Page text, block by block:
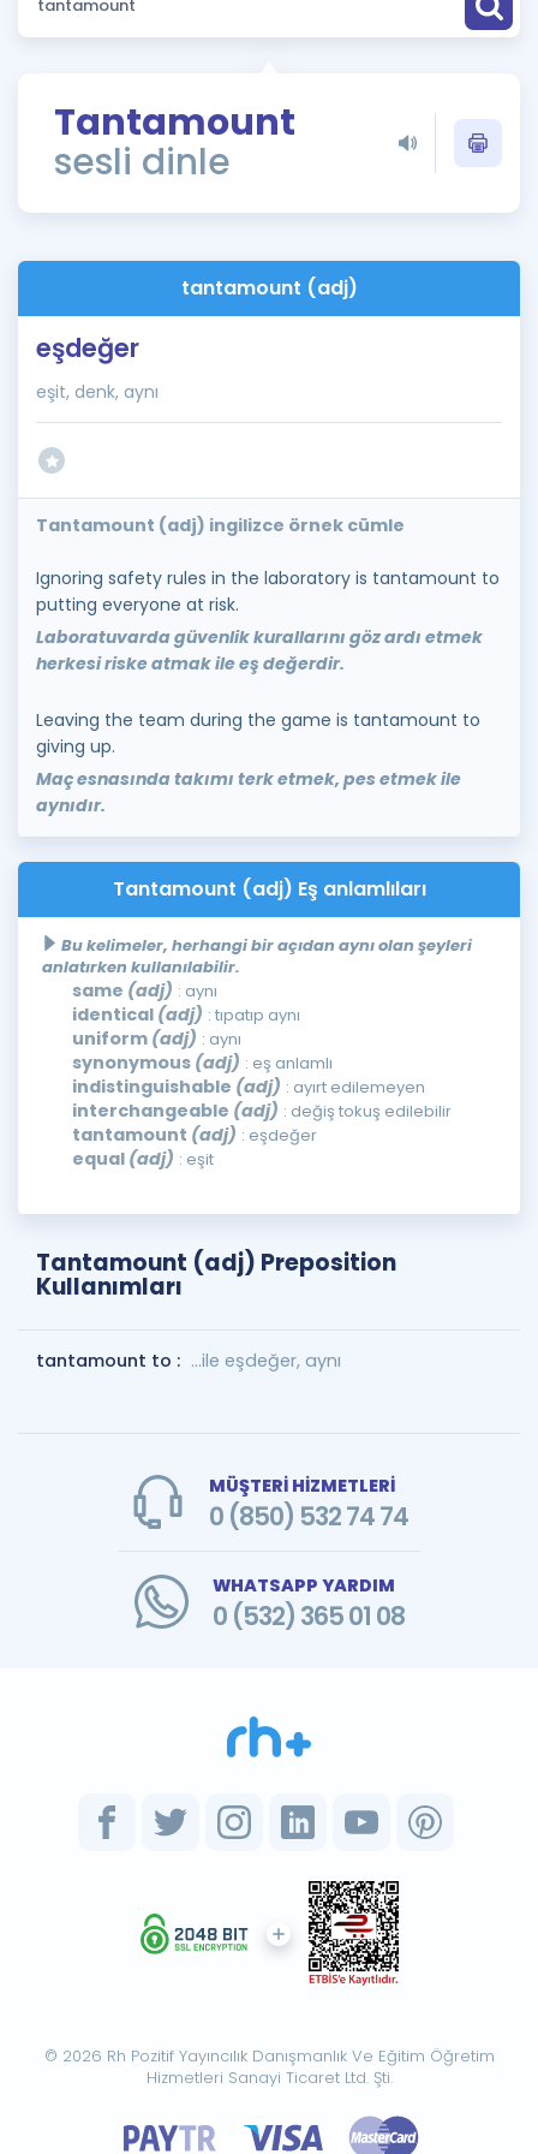
ÖSYM Sınav Takvimi
Kampanyalar
İngilizce Gramer
Tantamount
sesli dinle
tantamount (adj)
eşdeğer
eşit, denk, aynı
Tantamount (adj) ingilizce örnek cümle
Ignoring safety rules in the laboratory is tantamount to
putting everyone at risk.
Laboratuvarda güvenlik kurallarını göz ardı etmek
herkesi riske atmak ile eş değerdir.
Leaving the team during the game is tantamount to
giving up.
Maç esnasında takımı terk etmek, pes etmek ile
aynıdır.
Tantamount (adj) Eş anlamlıları
Bu kelimeler, herhangi bir açıdan aynı olan şeyleri
anlatırken kullanılabilir.
same (adj) : aynı
identical (adj) : tıpatıp aynı
uniform (adj) : aynı
synonymous (adj) : eş anlamlı
indistinguishable (adj) : ayırt edilemeyen
interchangeable (adj) : değiş tokuş edilebilir
tantamount (adj) : eşdeğer
equal (adj) : eşit
Tantamount (adj) Preposition
Kullanımları
tantamount to : ...ile eşdeğer, aynı
MÜŞTERİ HİZMETLERİ
0 (850) 532 74 74
WHATSAPP YARDIM
0 (532) 365 01 08
© 2026 Rh Pozitif Yayıncılık Danışmanlık Ve Eğitim Öğretim
Hizmetleri Sanayi Ticaret Ltd. Şti.